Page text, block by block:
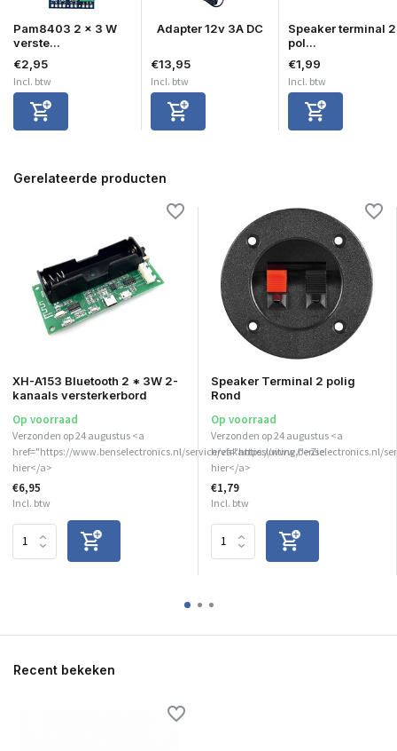
Pam8403 2 x 3 W
verste...
€2,95
Incl. btw
Adapter 12v 3A DC
€13,95
Incl. btw
Speaker terminal 2
pol...
€1,99
Incl. btw
Gerelateerde producten
XH-A153 Bluetooth 2 * 3W 2-
kanaals versterkerbord
Op voorraad
Verzonden op 24 augustus <a
href="https://www.benselectronics.nl/service/vakantiesluiting/">Zie
hier</a>
€6,95
Incl. btw
Speaker Terminal 2 polig
Rond
Op voorraad
Verzonden op 24 augustus <a
href="https://www.benselectronics.nl/
hier</a>
€1,79
Incl. btw
Recent bekeken